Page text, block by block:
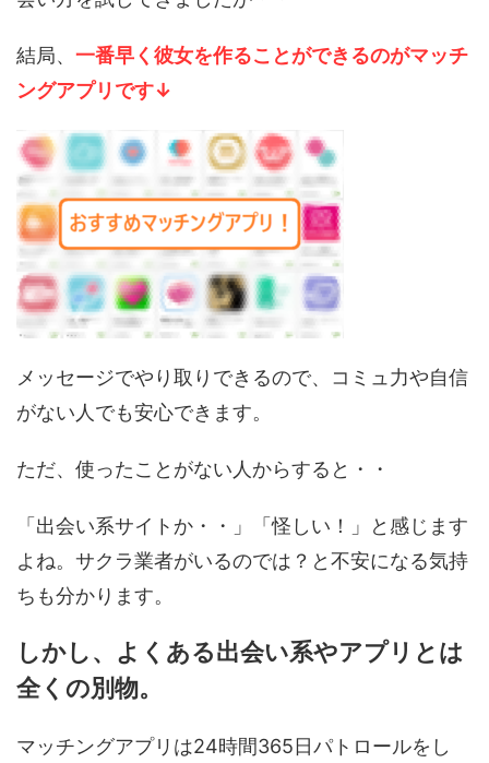
結局、 一番早く彼女を作ることができるのがマッチ
ングアプリです↓
メッセージでやり取りできるので、コミュ力や自信
がない人でも安心できます。
ただ、使ったことがない人からすると・・
「出会い系サイトか・・」「怪しい！」と感じます
よね。サクラ業者がいるのでは？と不安になる気持
ちも分かります。
しかし、よくある出会い系やアプリとは
全くの別物。
マッチングアプリは24時間365日パトロールをし